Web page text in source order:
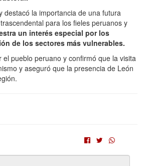
destacó la importancia de una futura
para los fieles peruanos y
un interés especial por los
de los sectores más vulnerables.
pueblo peruano y confirmó que la visita
y aseguró que la presencia de León